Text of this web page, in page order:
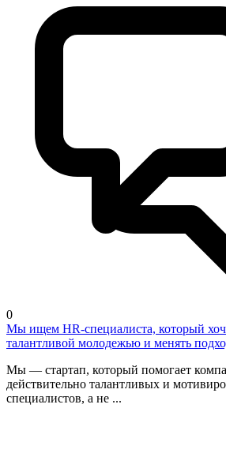
0
Мы ищем HR-специалиста, который
талантливой молодежью и менять
Мы — стартап, который помогает
действительно талантливых и
специалистов, а не ...